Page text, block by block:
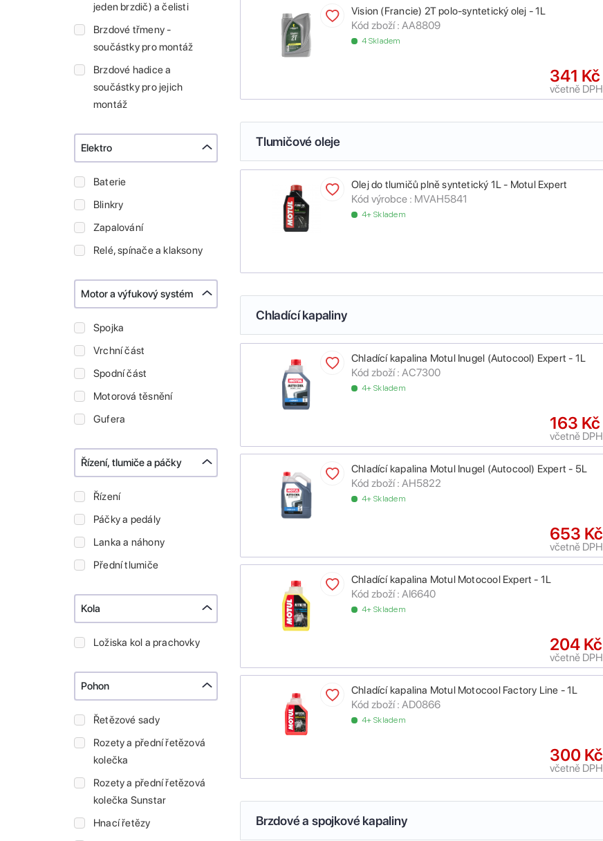
jeden brzdič) a čelisti
Brzdové třmeny -
součástky pro montáž
Brzdové hadice a
součástky pro jejich
montáž
Elektro
Baterie
Blinkry
Zapalování
Relé, spínače a klaksony
Motor a výfukový systém
Spojka
Vrchní část
Spodní část
Motorová těsnění
Gufera
Řízení, tlumiče a páčky
Řízení
Páčky a pedály
Lanka a náhony
Přední tlumiče
Kola
Ložiska kol a prachovky
Pohon
Řetězové sady
Rozety a přední řetězová
kolečka
Rozety a přední řetězová
kolečka Sunstar
Hnací řetězy
Vision (Francie) 2T polo-syntetický olej - 1L
Kód zboží : AA8809
4 Skladem
341 Kč
včetně DPH
Tlumičové oleje
Olej do tlumičů plně syntetický 1L - Motul Expert
Kód výrobce : MVAH5841
4+ Skladem
Chladící kapaliny
Chladící kapalina Motul Inugel (Autocool) Expert - 1L
Kód zboží : AC7300
4+ Skladem
163 Kč
včetně DPH
Chladící kapalina Motul Inugel (Autocool) Expert - 5L
Kód zboží : AH5822
4+ Skladem
653 Kč
včetně DPH
Chladící kapalina Motul Motocool Expert - 1L
Kód zboží : AI6640
4+ Skladem
204 Kč
včetně DPH
Chladící kapalina Motul Motocool Factory Line - 1L
Kód zboží : AD0866
4+ Skladem
300 Kč
včetně DPH
Brzdové a spojkové kapaliny